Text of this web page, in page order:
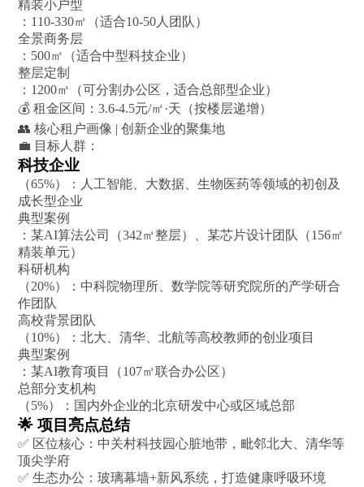
精装小户型
：110-330㎡（适合10-50人团队）
全景商务层
：500㎡（适合中型科技企业）
整层定制
：1200㎡（可分割办公区，适合总部型企业）
💰 租金区间：3.6-4.5元/㎡·天（按楼层递增）
👥 核心租户画像 | 创新企业的聚集地
💼 目标人群：
科技企业
（65%）：人工智能、大数据、生物医药等领域的初创及
成长型企业
典型案例
：某AI算法公司（342㎡整层）、某芯片设计团队（156㎡
精装单元）
科研机构
（20%）：中科院物理所、数学院等研究院所的产学研合
作团队
高校背景团队
（10%）：北大、清华、北航等高校教师的创业项目
典型案例
：某AI教育项目（107㎡联合办公区）
总部分支机构
（5%）：国内外企业的北京研发中心或区域总部
🌟 项目亮点总结
✅ 区位核心：中关村科技园心脏地带，毗邻北大、清华等
顶尖学府
✅ 生态办公：玻璃幕墙+新风系统，打造健康呼吸环境